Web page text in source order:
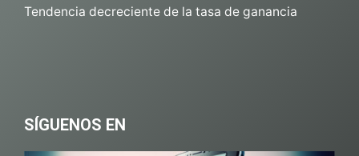
Tendencia decreciente de la tasa de ganancia
SÍGUENOS EN